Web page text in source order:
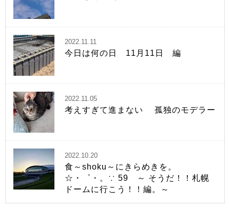
2022.11.11
今日は何の日 11月11日 編
2022.11.05
考えすぎて進まない 孤独のモデラー
2022.10.20
食～shoku～にきらめきを。
☆・゜・。∵ 59 ～ そうだ！！札幌
ドームに行こう！！編。～